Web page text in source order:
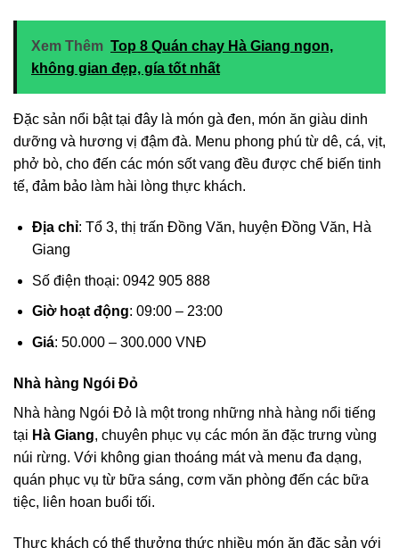
Xem Thêm Top 8 Quán chay Hà Giang ngon,
không gian đẹp, gía tốt nhất
Đặc sản nổi bật tại đây là món gà đen, món ăn giàu dinh
dưỡng và hương vị đậm đà. Menu phong phú từ dê, cá, vịt,
phở bò, cho đến các món sốt vang đều được chế biến tinh
tế, đảm bảo làm hài lòng thực khách.
Địa chỉ: Tổ 3, thị trấn Đồng Văn, huyện Đồng Văn, Hà
Giang
Số điện thoại: 0942 905 888
Giờ hoạt động: 09:00 – 23:00
Giá: 50.000 – 300.000 VNĐ
Nhà hàng Ngói Đỏ
Nhà hàng Ngói Đỏ là một trong những nhà hàng nổi tiếng
tại Hà Giang, chuyên phục vụ các món ăn đặc trưng vùng
núi rừng. Với không gian thoáng mát và menu đa dạng,
quán phục vụ từ bữa sáng, cơm văn phòng đến các bữa
tiệc, liên hoan buổi tối.
Thực khách có thể thưởng thức nhiều món ăn đặc sản với